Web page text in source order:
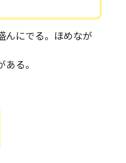
んにでる。ほめなが
る。